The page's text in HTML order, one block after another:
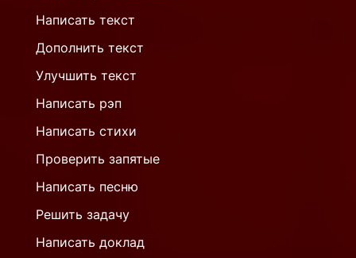
Написать текст
Дополнить текст
Улучшить текст
Написать рэп
Написать стихи
Проверить запятые
Написать песню
Решить задачу
Написать доклад